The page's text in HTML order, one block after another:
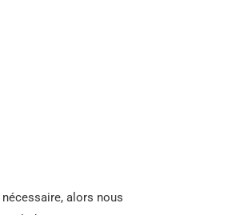
alors nous